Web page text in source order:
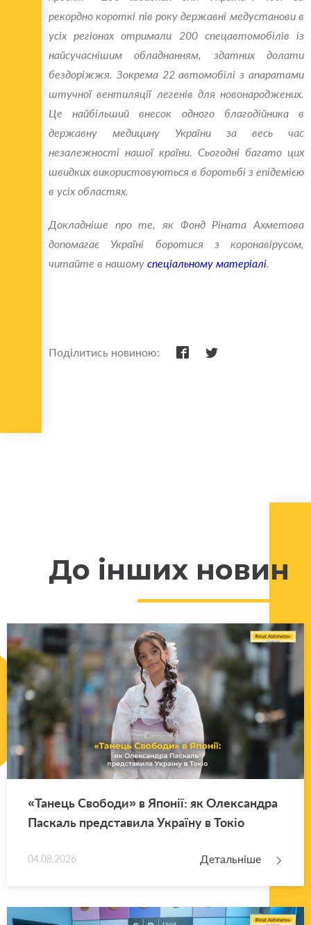
рекордно короткі пів року державні медустанови в
усіх регіонах отримали 200 спецавтомобілів із
найсучаснішим обладнанням, здатних долати
бездоріжжя. Зокрема 22 автомобілі з апаратами
штучної вентиляції легенів для новонароджених.
Це найбільший внесок одного благодійника в
державну медицину України за весь час
незалежності нашої країни. Сьогодні багато цих
швидких використовуються в боротьбі з епідемією
в усіх областях.
Докладніше про те, як Фонд Ріната Ахметова
допомагає Україні боротися з коронавірусом,
читайте в нашому спеціальному матеріалі.
Поділитись новиною:
До інших новин
«Та­нець Сво­бо­ди» в Япо­нії: як Оле­ксан­дра
Па­скаль пред­ста­ви­ла Укра­ї­ну в Токіо
04.08.2026 Детальніше